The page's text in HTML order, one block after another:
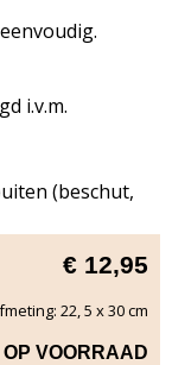
i.v.m.
(beschut,
€ 12,95
22, 5 x 30 cm
OP VOORRAAD